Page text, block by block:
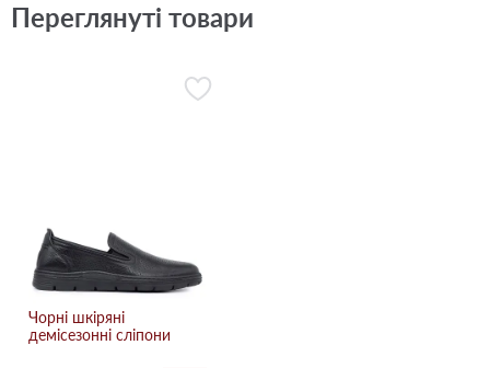
Переглянуті товари
Чорні шкіряні
демісезонні сліпони